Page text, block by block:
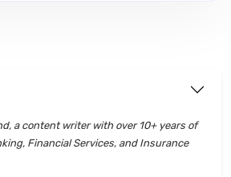
cholamandalam
a content writer with over 10+ years of
Financial Services, and Insurance